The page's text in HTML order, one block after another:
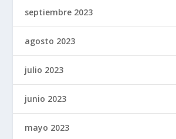
septiembre 2023
agosto 2023
julio 2023
junio 2023
mayo 2023